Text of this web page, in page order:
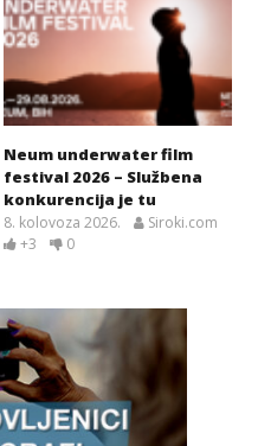
Neum underwater film
festival 2026 – Službena
konkurencija je tu
8. kolovoza 2026.
Siroki.com
+3
0